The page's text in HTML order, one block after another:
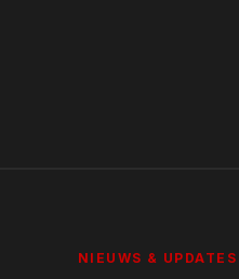
NIEUWS & UPDATES